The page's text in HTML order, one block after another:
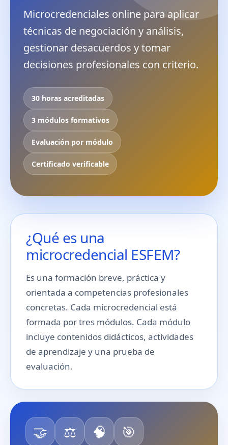
Microcredenciales online para aplicar
técnicas de negociación y análisis,
gestionar desacuerdos y tomar
decisiones profesionales con criterio.
30 horas acreditadas
3 módulos formativos
Evaluación por módulo
Certificado verificable
¿Qué es una
microcredencial ESFEM?
Es una formación breve, práctica y
orientada a competencias profesionales
concretas. Cada microcredencial está
formada por tres módulos. Cada módulo
incluye contenidos didácticos, actividades
de aprendizaje y una prueba de
evaluación.
🤝 ⚖️ 🧠
🎯